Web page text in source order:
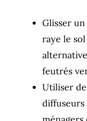
Glisser
raye le
feutrés
Utiliser